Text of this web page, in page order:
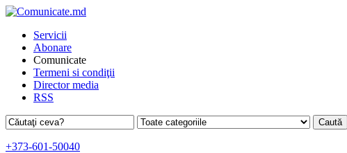
Servicii
Abonare
Comunicate
Termeni si condiţii
Director media
RSS
+373-601-50040